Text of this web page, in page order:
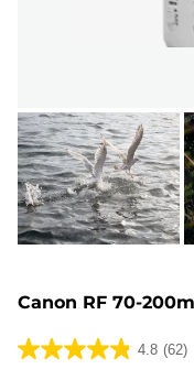
Canon RF 70-
4.8 (62)
4.8